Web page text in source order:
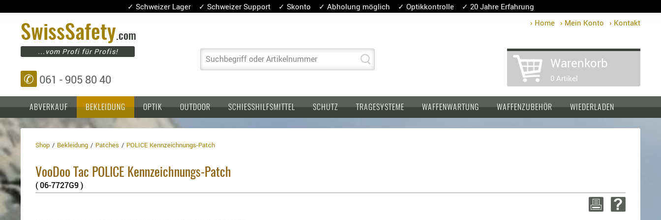
✓ Schweizer Lager ✓ Schweizer Support ✓ Skonto ✓ Abholung möglich ✓ Optikkontrolle ✓ 20 Jahre Erfahrung
› Home › Mein Konto › Kontakt
SwissSafety.com
...vom Profi für Profis!
✆ 061 - 905 80 40
Suchbegriff oder Artikelnummer Warenkorb
0 Artikel
ABVERKAUF BEKLEIDUNG OPTIK OUTDOOR SCHIESSHILFSMITTEL SCHUTZ
Einlagen,
Kopfschutz
Tragesysteme
TRAGESYSTEME
Holster
Grundplatten
Holster
WAFFENWARTUNG WAFFENZUBEHÖR WIEDERLADEN
Shop Bekleidung Patches POLICE Kennzeichnungs-Patch
VooDoo Tac POLICE Kennzeichnungs-Patch
( 06-7727G9 )